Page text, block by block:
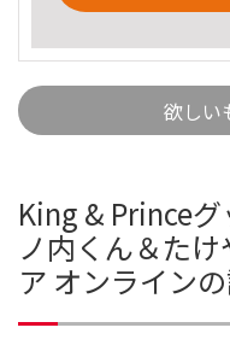
欲しい
King & Prince
ノ内くん＆た
ア オンライン